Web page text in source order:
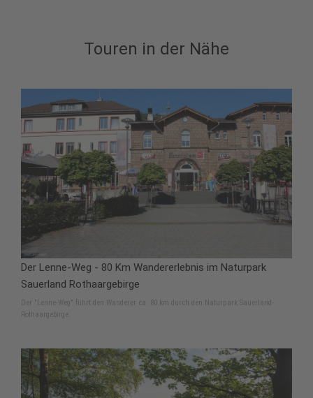
Touren in der Nähe
Der Lenne-Weg - 80 Km Wandererlebnis im Naturpark
Sauerland Rothaargebirge
Der "Lenne-Weg" führt den Wanderer ca. 80 km durch den Naturpark Sauerland-
Rothaargebirge.